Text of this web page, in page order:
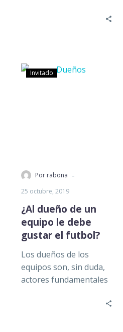
Invitado
Por rabona -
25 octubre, 2019
¿Al dueño de un
equipo le debe
gustar el futbol?
Los dueños de los
equipos son, sin duda,
actores fundamentales
Sus decisiones influyen